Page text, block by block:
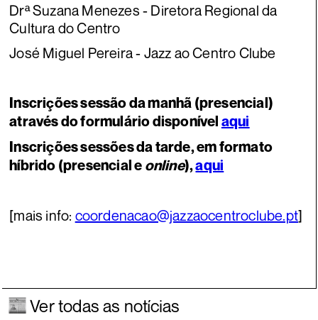
Drª Suzana Menezes - Diretora Regional da
Cultura do Centro
José Miguel Pereira - Jazz ao Centro Clube
Inscrições sessão da manhã (presencial)
através do formulário disponível aqui
Inscrições sessões da tarde, em formato
híbrido (presencial e online),aqui
[mais info: coordenacao@jazzaocentroclube.pt]
Ver todas as notícias